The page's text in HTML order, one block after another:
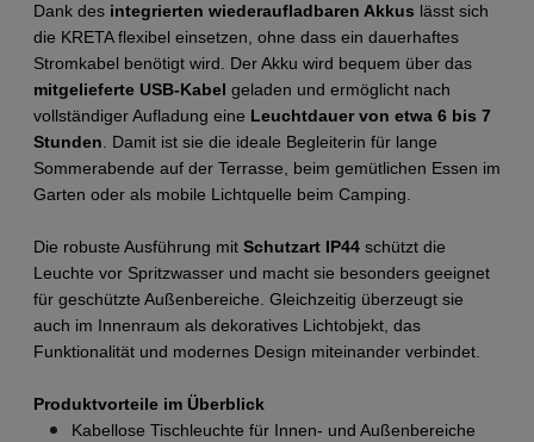
Dank des integrierten wiederaufladbaren Akkus lässt sich
die KRETA flexibel einsetzen, ohne dass ein dauerhaftes
mitgelieferte USB-Kabel geladen und ermöglicht nach
vollständiger Aufladung eine Leuchtdauer von etwa 6 bis 7
Stunden . Damit ist sie die ideale Begleiterin für lange
Sommerabende auf der Terrasse, beim gemütlichen Essen im
Garten oder als mobile Lichtquelle beim Camping.
Die robuste Ausführung mit Schutzart IP44 schützt die
Leuchte vor Spritzwasser und macht sie besonders geeignet
für geschützte Außenbereiche. Gleichzeitig überzeugt sie
auch im Innenraum als dekoratives Lichtobjekt, das
Funktionalität und modernes Design miteinander verbindet.
Produktvorteile im Überblick
Kabellose Tischleuchte für Innen- und Außenbereiche